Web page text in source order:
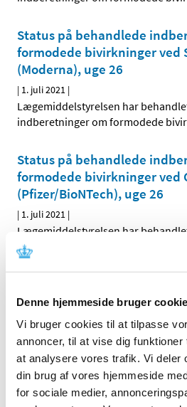
Denne hjemmeside bruger
Vi bruger cookies til at tilpasse
annoncer, til at vise dig
at analysere vores trafik. Vi deler
din brug af vores hjemmeside
for sociale medier,
Status på behandlede
formodede bivirkninger ved
(Moderna), uge 26
| 1. juli 2021 |
Lægemiddelstyrelsen har
indberetninger om formodede
Status på behandlede
formodede bivirkninger ved
(Pfizer/BioNTech), uge 26
| 1. juli 2021 |
Lægemiddelstyrelsen har
indberetninger om formodede
Alle (2506)
TID
2026 (84)